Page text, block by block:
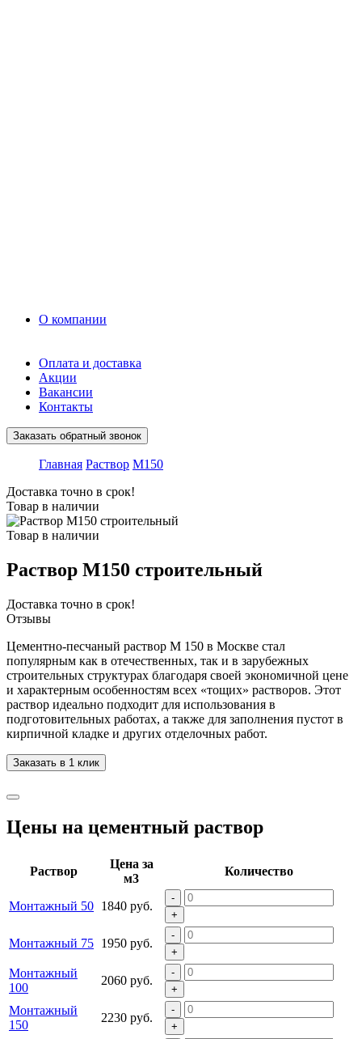
О компании
Оплата и доставка
Акции
Вакансии
Контакты
Заказать обратный звонок
Главная Раствор М150
Доставка точно в срок!
Товар в наличии
Товар в наличии
Раствор М150 строительный
Доставка точно в срок!
Отзывы
Цементно-песчаный раствор М 150 в Москве стал
популярным как в отечественных, так и в зарубежных
строительных структурах благодаря своей экономичной цене
и характерным особенностям всех «тощих» растворов. Этот
раствор идеально подходит для использования в
подготовительных работах, а также для заполнения пустот в
кирпичной кладке и других отделочных работ.
Заказать в 1 клик
Цены на цементный раствор
Раствор
Цена за
м3
Количество
Монтажный 50 1840 руб.
-
+
Монтажный 75 1950 руб.
-
+
Монтажный
100
2060 руб.
-
+
Монтажный
150
2230 руб.
-
+